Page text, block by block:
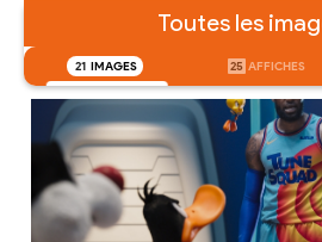
Toutes les
21 IMAGES 25 AFFICHES